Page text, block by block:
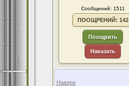
Сообщений: 1511
ПООЩРЕНИЙ: 142
Поощрить
Наказать
Наверх